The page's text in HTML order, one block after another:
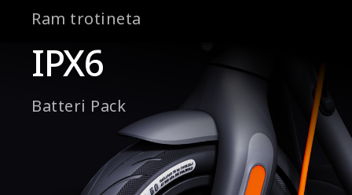
Ram trotineta
IPX6
Batteri Pack